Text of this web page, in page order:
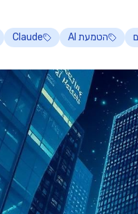
הטמעת AI Claude